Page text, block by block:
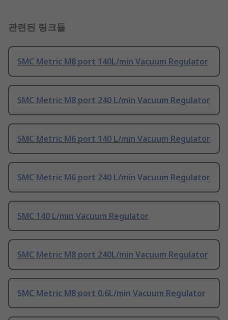
관련된 링크들
SMC Metric M8 port 140L/min Vacuum Regulator
SMC Metric M8 port 240 L/min Vacuum Regulator
SMC Metric M6 port 140 L/min Vacuum Regulator
SMC Metric M6 port 240 L/min Vacuum Regulator
SMC 140 L/min Vacuum Regulator
SMC Metric M8 port 240L/min Vacuum Regulator
SMC Metric M8 port 0.6L/min Vacuum Regulator